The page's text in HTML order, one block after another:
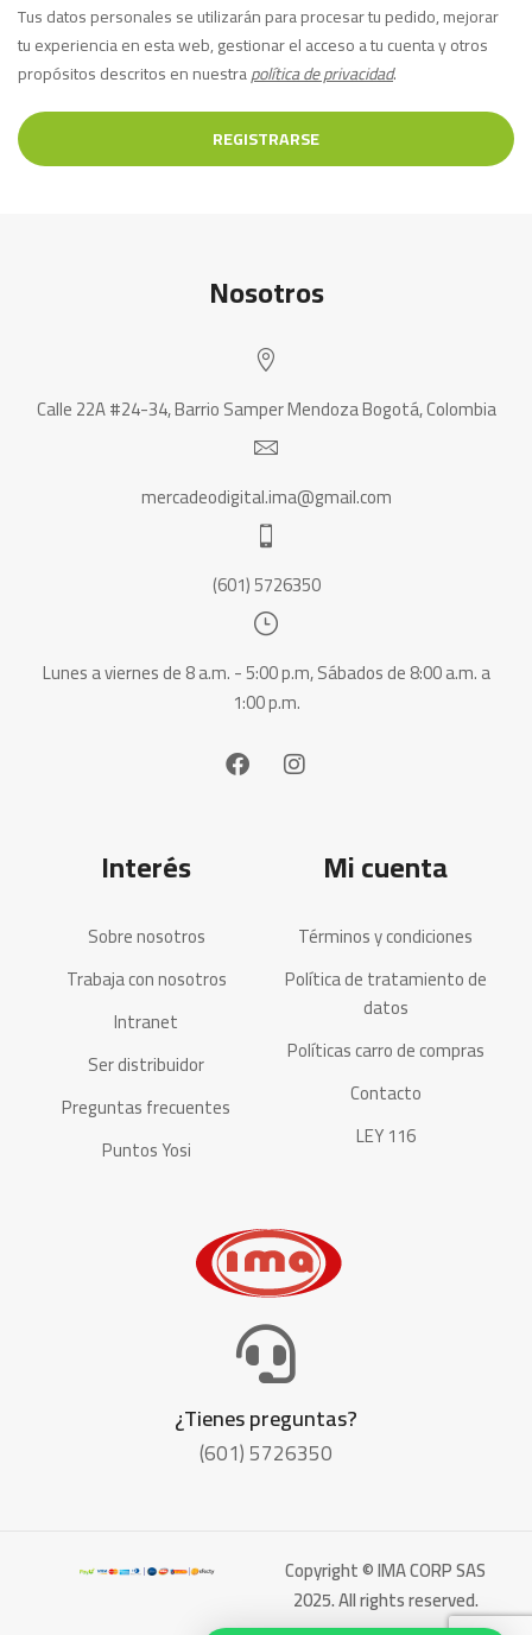
Tus datos personales se utilizarán para procesar tu pedido, mejorar
tu experiencia en esta web, gestionar el acceso a tu cuenta y otros
propósitos descritos en nuestrapolítica de privacidad.
REGISTRARSE
Nosotros
Calle 22A #24-34, Barrio Samper Mendoza Bogotá, Colombia
mercadeodigital.ima@gmail.com
(601) 5726350
Lunes a viernes de 8 a.m. - 5:00 p.m, Sábados de 8:00 a.m. a
1:00 p.m.
Interés
Sobre nosotros
Trabaja con nosotros
Intranet
Ser distribuidor
Preguntas frecuentes
Puntos Yosi
Mi cuenta
Términos y condiciones
Política de tratamiento de
datos
Políticas carro de compras
Contacto
LEY 116
¿Tienes preguntas?
(601) 5726350
Copyright © IMA CORP SAS
2025. All rights reserved.